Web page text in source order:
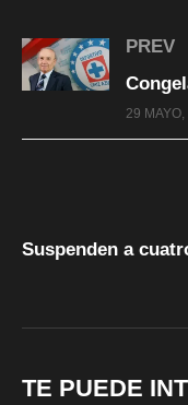
PREV
29 MAYO,
TE PUEDE